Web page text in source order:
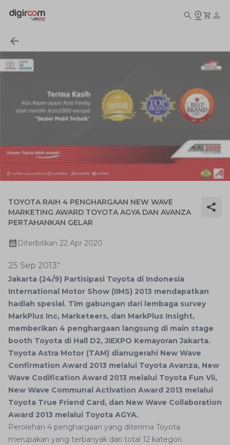
TOYOTA RAIH 4 PENGHARGAAN NEW WAVE
MARKETING AWARD TOYOTA AGYA DAN AVANZA
PERTAHANKAN GELAR
Diterbitkan 22 Apr 2020
25 Sep 2013"
Jakarta (24/9) Partisipasi Toyota di Indonesia
International Motor Show (IIMS) 2013 mendapatkan
hadiah spesial. Tim gabungan dari lembaga survey
MarkPlus Inc, Marketeers, dan MarkPlus Insight,
memberikan 4 penghargaan langsung di main stage
booth Toyota di Hall D2, JIEXPO Kemayoran Jakarta.
Toyota Astra Motor (TAM) dianugerahi New Wave
Confirmation Award 2013 melalui Toyota Avanza, New
Wave Codification Award 2013 melalui Toyota Fun Vii,
New Wave Communal Activation Award 2013 melalui
Toyota True Friend Card, dan New Wave Collaboration
Award 2013 melalui Toyota AGYA.
Perolehan 4 penghargaan yang diterima Toyota
merupakan yang terbanyak dari total 12 kategori.